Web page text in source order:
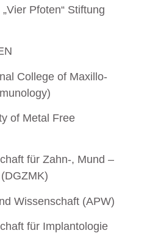
Pfoten“ Stiftung
College of Maxillo-
of Metal Free
für Zahn-, Mund –
Wissenschaft (APW)
für Implantologie